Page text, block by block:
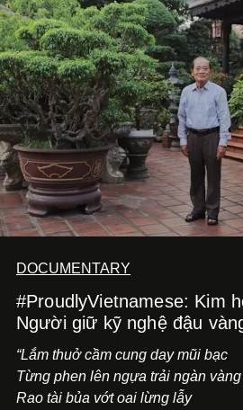
những vùng đất mới. Ở tuổi ngoài
không phải những đích đến quá
tiến về phía trước.
DOCUMENTARY
#ProudlyVietnamese: Kim
Người giữ kỹ nghệ đậu
“Lắm thuở cầm cung day mũi bạc
Từng phen lên ngựa trải ngàn vàng
Rao tài bủa vớt oai lừng lẫy